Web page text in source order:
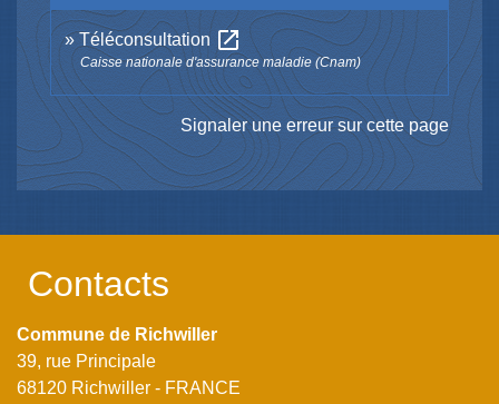
Téléconsultation open_in_new
Caisse nationale d'assurance maladie (Cnam)
Signaler une erreur sur cette page
Contacts
Commune de Richwiller
39, rue Principale
68120 Richwiller - FRANCE